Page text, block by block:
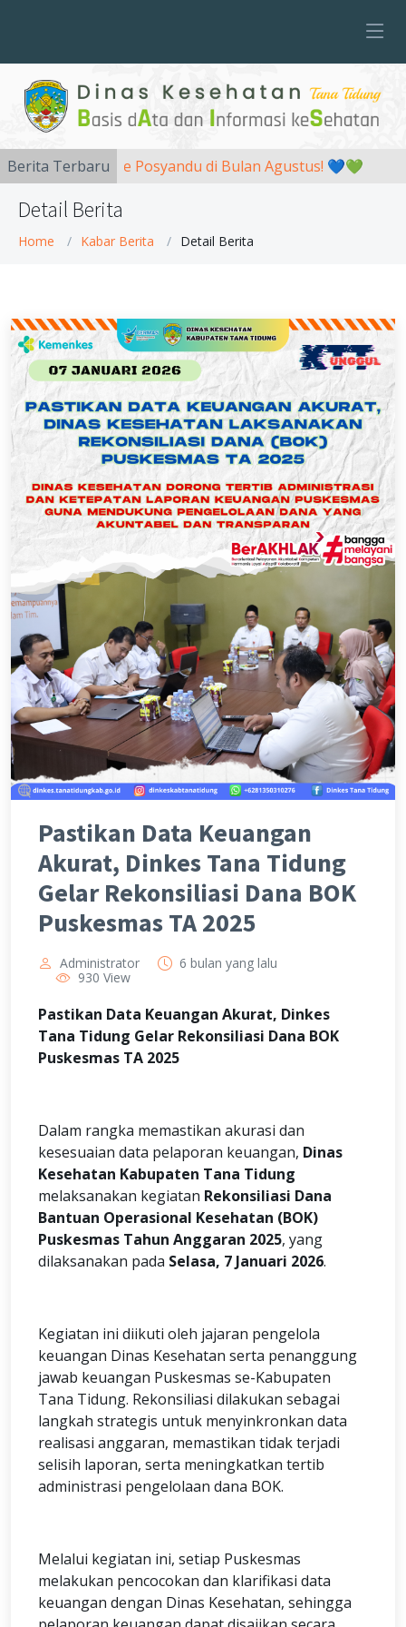
Berita Terbaru
📍Yuk, ke Posyandu di Bulan Agustus! 💙💚
Detail Berita
Home Kabar Berita Detail Berita
Pastikan Data Keuangan
Akurat, Dinkes Tana Tidung
Gelar Rekonsiliasi Dana BOK
Puskesmas TA 2025
Administrator
6 bulan yang lalu
930 View
Pastikan Data Keuangan Akurat, Dinkes
Tana Tidung Gelar Rekonsiliasi Dana BOK
Puskesmas TA 2025
Dalam rangka memastikan akurasi dan
kesesuaian data pelaporan keuangan, Dinas
Kesehatan Kabupaten Tana Tidung
melaksanakan kegiatan Rekonsiliasi Dana
Bantuan Operasional Kesehatan (BOK)
Puskesmas Tahun Anggaran 2025, yang
dilaksanakan pada Selasa, 7 Januari 2026.
Kegiatan ini diikuti oleh jajaran pengelola
keuangan Dinas Kesehatan serta penanggung
jawab keuangan Puskesmas se-Kabupaten
Tana Tidung. Rekonsiliasi dilakukan sebagai
langkah strategis untuk menyinkronkan data
realisasi anggaran, memastikan tidak terjadi
selisih laporan, serta meningkatkan tertib
administrasi pengelolaan dana BOK.
Melalui kegiatan ini, setiap Puskesmas
melakukan pencocokan dan klarifikasi data
keuangan dengan Dinas Kesehatan, sehingga